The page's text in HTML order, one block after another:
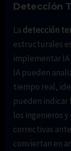
Detección
La detección
estructurales
implementar
IA pueden
tiempo real,
pueden
los ingenieros
correctivas
conviertan en